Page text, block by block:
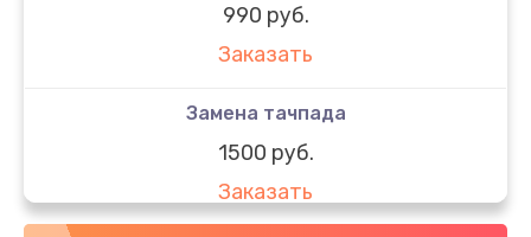
990 руб.
Заказать
Замена тачпада
1500 руб.
Заказать